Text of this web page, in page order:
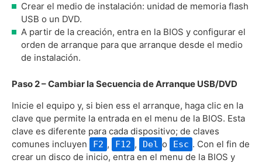
Crear el medio de instalación: unidad de memoria flash
USB o un DVD.
A partir de la creación, entra en la BIOS y configurar el
orden de arranque para que arranque desde el medio
de instalación.
Paso 2 – Cambiar la Secuencia de Arranque USB/DVD
Inicie el equipo y, si bien ess el arranque, haga clic en la
clave que permite la entrada en el menu de la BIOS. Esta
clave es diferente para cada dispositivo; de claves
comunes incluyen
F2 , F12 , Del o Esc . Con el fin de
crear un disco de inicio, entra en el menu de la BIOS y